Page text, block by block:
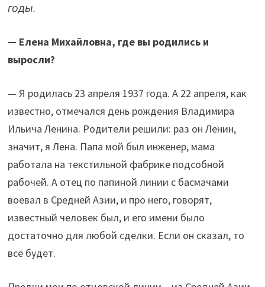
годы.
— Елена Михайловна, где вы родились и
выросли?
— Я родилась 23 апреля 1937 года. А 22 апреля, как
известно, отмечался день рождения Владимира
Ильича Ленина. Родители решили: раз он Ленин,
значит, я Лена. Папа мой был инженер, мама
работала на текстильной фабрике подсобной
рабочей. А отец по папиной линии с басмачами
воевал в Средней Азии, и про него, говорят,
известный человек был, и его имени было
достаточно для любой сделки. Если он сказал, то
всё будет.